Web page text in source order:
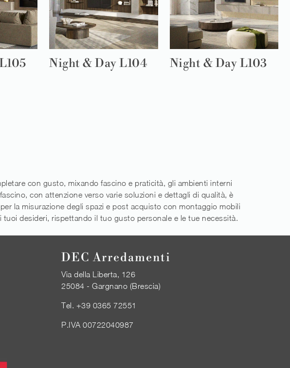
Night & Day L104 Night & Day L103
con gusto, mixando fascino e praticità, gli ambienti interni
con attenzione verso varie soluzioni e dettagli di qualità, è
la misurazione degli spazi e post acquisto con montaggio mobili
desideri, rispettando il tuo gusto personale e le tue necessità.
DEC Arredamenti
Via della Liberta, 126
25084 - Gargnano (Brescia)
Tel. +39 0365 72551
P.IVA 00722040987